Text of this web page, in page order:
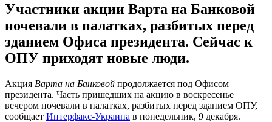
Участники акции Варта на Банковой
ночевали в палатках, разбитых перед
зданием Офиса президента. Сейчас к
ОПУ приходят новые люди.
Акция Варта на Банковой продолжается под Офисом
президента. Часть пришедших на акцию в воскресенье
вечером ночевали в палатках, разбитых перед зданием ОПУ,
сообщает Интерфакс-Украина в понедельник, 9 декабря.